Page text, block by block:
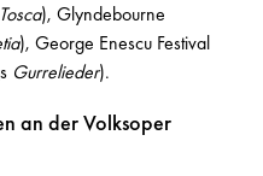
Tosca), Glyndebourne
), George Enescu Festival
Gurrelieder).
an der Volksoper